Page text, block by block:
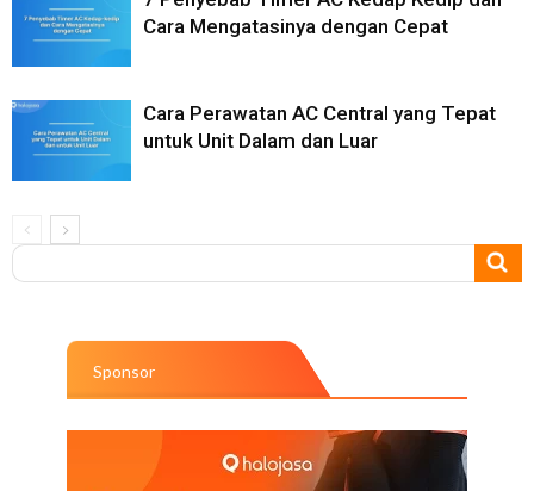
Cara Mengatasinya dengan Cepat
Cara Perawatan AC Central yang Tepat
untuk Unit Dalam dan Luar
Sponsor